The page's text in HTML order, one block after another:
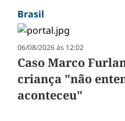
Brasil
06/08/2026 às 12:02
Caso Marco
criança "não
aconteceu"